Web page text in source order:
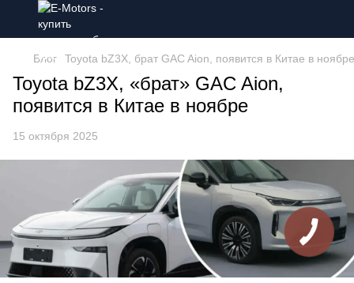
Блог Toyota bZ3X, брат GAC Aion, появится в Китае в ноябре
Toyota bZ3X, «брат» GAC Aion,
появится в Китае в ноябре
15 октября 2025